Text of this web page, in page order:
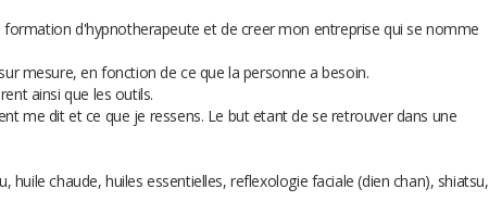
formation d'hypnotherapeute et de creer mon entreprise qui se nomme
mesure, en fonction de ce que la personne a besoin.
ainsi que les outils.
me dit et ce que je ressens. Le but etant de se retrouver dans une
huile chaude, huiles essentielles, reflexologie faciale (dien chan), shiatsu,